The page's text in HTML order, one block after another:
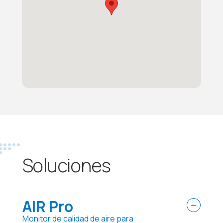
Soluciones
AIR Pro
Monitor de calidad de aire para